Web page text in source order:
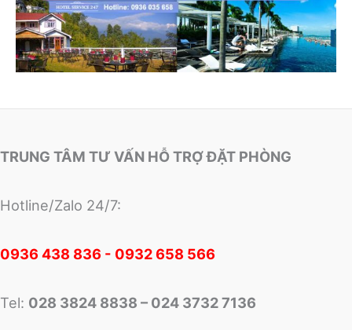
TRUNG TÂM TƯ VẤN HỖ TRỢ ĐẶT PHÒNG
Hotline/Zalo 24/7:
0936 438 836 - 0932 658 566
Tel: 028 3824 8838 – 024 3732 7136